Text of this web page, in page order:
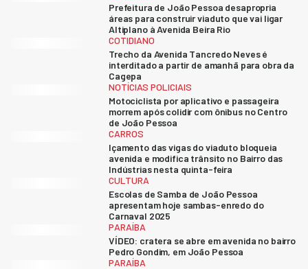
Prefeitura de João Pessoa desapropria
áreas para construir viaduto que vai ligar
Altiplano à Avenida Beira Rio
COTIDIANO
Trecho da Avenida Tancredo Neves é
interditado a partir de amanhã para obra da
Cagepa
NOTÍCIAS POLICIAIS
Motociclista por aplicativo e passageira
morrem após colidir com ônibus no Centro
de João Pessoa
CARROS
Içamento das vigas do viaduto bloqueia
avenida e modifica trânsito no Bairro das
Indústrias nesta quinta-feira
CULTURA
Escolas de Samba de João Pessoa
apresentam hoje sambas-enredo do
Carnaval 2025
PARAÍBA
VÍDEO: cratera se abre em avenida no bairro
Pedro Gondim, em João Pessoa
PARAÍBA